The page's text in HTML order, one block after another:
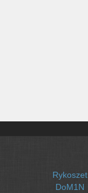
Rykoszet
DoM1N